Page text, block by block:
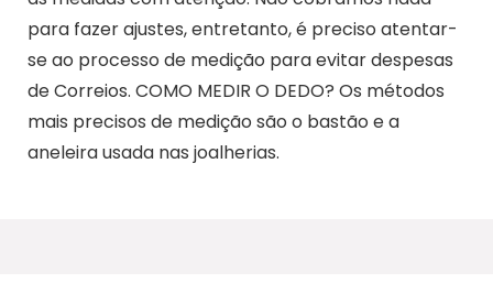
para fazer ajustes, entretanto, é preciso atentar-
se ao processo de medição para evitar despesas
de Correios. COMO MEDIR O DEDO? Os métodos
mais precisos de medição são o bastão e a
aneleira usada nas joalherias.